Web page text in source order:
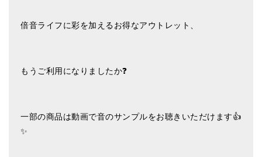
ティンシャケース
お香定期購入（ラクとくサブスク）
倍音ライフに彩を加えるお得なアウトレット、
もうご利用になりましたか❓
一部の商品は動画で音のサンプルをお聴きいただけます👍
✨